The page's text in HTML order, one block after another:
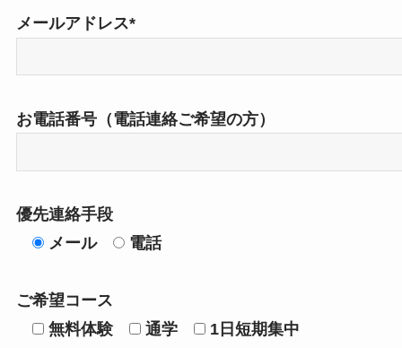
メールアドレス*
お電話番号（電話連絡ご希望の方）
優先連絡手段
メール
電話
ご希望コース
無料体験
通学
1日短期集中